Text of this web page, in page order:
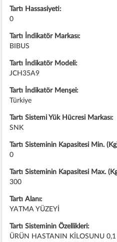
Tartı Hassasiyeti:
0
Tartı İndikatör Markası:
BIBUS
Tartı İndikatör Modeli:
JCH35A9
Tartı İndikatör Menşei:
Türkiye
Tartı Sistemi Yük Hücresi Markası:
SNK
Tartı Sisteminin Kapasitesi Min.
0
Tartı Sisteminin Kapasitesi Max.
300
Tartı Alanı:
YATMA YÜZEYİ
Tartı Sisteminin Özellikleri:
ÜRÜN HASTANIN KİLOSUNU 0,1